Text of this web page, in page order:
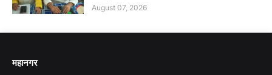
August 07, 2026
महानगर